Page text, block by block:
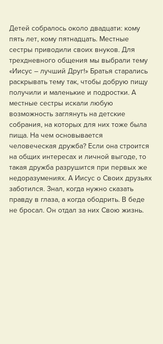
Детей собралось около двадцати: кому
пять лет, кому пятнадцать. Местные
сестры приводили своих внуков. Для
трехдневного общения мы выбрали тему
«Иисус – лучший Друг!» Братья старались
раскрывать тему так, чтобы добрую пищу
получили и маленькие и подростки. А
местные сестры искали любую
возможность заглянуть на детские
собрания, на которых для них тоже была
пища. На чем основывается
человеческая дружба? Если она строится
на общих интересах и личной выгоде, то
такая дружба разрушится при первых же
недоразумениях. А Иисус о Своих друзьях
заботился. Знал, когда нужно сказать
правду в глаза, а когда ободрить. В беде
не бросал. Он отдал за них Свою жизнь.